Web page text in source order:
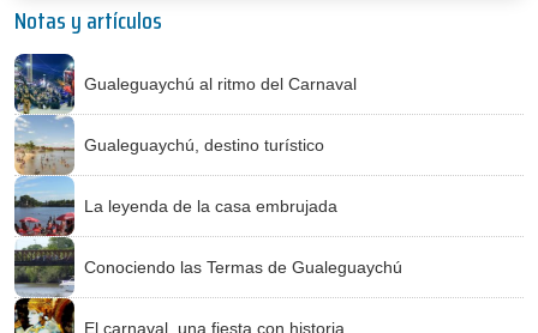
Notas y artículos
Gualeguaychú al ritmo del Carnaval
Gualeguaychú, destino turístico
La leyenda de la casa embrujada
Conociendo las Termas de Gualeguaychú
El carnaval, una fiesta con historia